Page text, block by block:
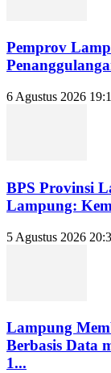
Pemprov
6 Agustus 2026
BPS Provinsi
Lampung:
5 Agustus 2026
Lampung
Berbasis Data
1...